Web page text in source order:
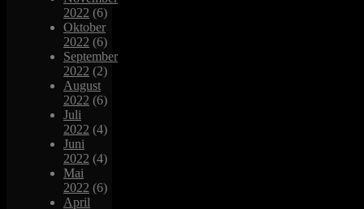
2022 (6)
Oktober
2022 (6)
September
2022 (2)
August
2022 (6)
Juli
2022 (4)
Juni
2022 (4)
Mai
2022 (6)
April